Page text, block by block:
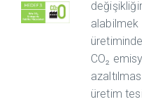
alabilmek
CO₂
üretim